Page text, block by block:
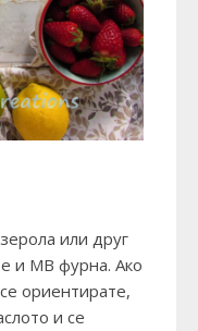
или друг
и МВ фурна. Ако
ориентирате,
и се